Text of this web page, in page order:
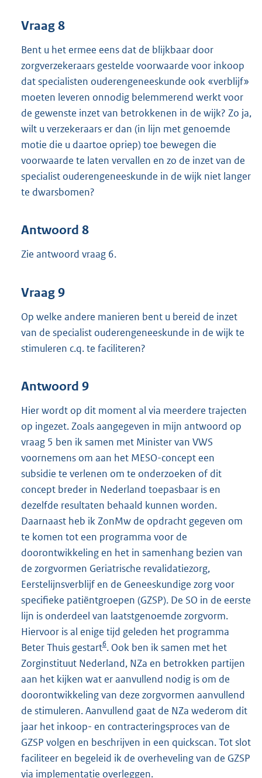
Vraag 8
Bent u het ermee eens dat de blijkbaar door
zorgverzekeraars gestelde voorwaarde voor inkoop
dat specialisten ouderengeneeskunde ook «verblijf»
moeten leveren onnodig belemmerend werkt voor
de gewenste inzet van betrokkenen in de wijk? Zo ja,
wilt u verzekeraars er dan (in lijn met genoemde
motie die u daartoe opriep) toe bewegen die
voorwaarde te laten vervallen en zo de inzet van de
specialist ouderengeneeskunde in de wijk niet langer
te dwarsbomen?
Antwoord 8
Zie antwoord vraag 6.
Vraag 9
Op welke andere manieren bent u bereid de inzet
van de specialist ouderengeneeskunde in de wijk te
stimuleren c.q. te faciliteren?
Antwoord 9
Hier wordt op dit moment al via meerdere trajecten
op ingezet. Zoals aangegeven in mijn antwoord op
vraag 5 ben ik samen met Minister van VWS
voornemens om aan het MESO-concept een
subsidie te verlenen om te onderzoeken of dit
concept breder in Nederland toepasbaar is en
dezelfde resultaten behaald kunnen worden.
Daarnaast heb ik ZonMw de opdracht gegeven om
te komen tot een programma voor de
doorontwikkeling en het in samenhang bezien van
de zorgvormen Geriatrische revalidatiezorg,
Eerstelijnsverblijf en de Geneeskundige zorg voor
specifieke patiëntgroepen (GZSP). De SO in de eerste
lijn is onderdeel van laatstgenoemde zorgvorm.
Hiervoor is al enige tijd geleden het programma
Beter Thuis gestart6. Ook ben ik samen met het
Zorginstituut Nederland, NZa en betrokken partijen
aan het kijken wat er aanvullend nodig is om de
doorontwikkeling van deze zorgvormen aanvullend
de stimuleren. Aanvullend gaat de NZa wederom dit
jaar het inkoop- en contracteringsproces van de
GZSP volgen en beschrijven in een quickscan. Tot slot
faciliteer en begeleid ik de overheveling van de GZSP
via implementatie overleggen.